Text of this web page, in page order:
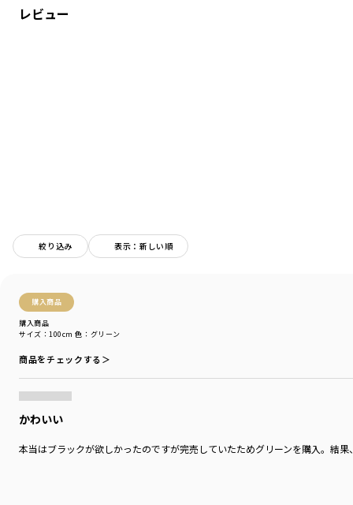
レビュー
絞り込み 表示：新しい順
購入商品
購入商品
サイズ：100cm 色：グリーン
商品をチェックする＞
かわいい
本当はブラックが欲しかったのですが完売していたためグリーンを購入。結
今っぽく着こなせます。
カテゴリ
／トップス>ニット・カーディガン
カラー
／ブラック